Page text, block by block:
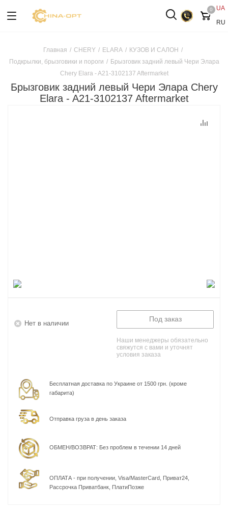
UA
RU
0
Главная / CHERY / ELARA / КУЗОВ И САЛОН /
Подкрылки, брызговики и пороги / Брызговик задний левый Чери Элара
Chery Elara - A21-3102137 Aftermarket
Брызговик задний левый Чери Элара Chery
Elara - A21-3102137 Aftermarket
Нет в наличии
Под заказ
Наши менеджеры обязательно
свяжутся с вами и уточнят
условия заказа
Бесплатная доставка по Украине от 1500 грн. (кроме
габарита)
Отправка груза в день заказа
ОБМЕН/ВОЗВРАТ: Без проблем в течении 14 дней
ОПЛАТА - при получении, Visa/MasterCard, Приват24,
Рассрочка Приватбанк, ПлатиПозже